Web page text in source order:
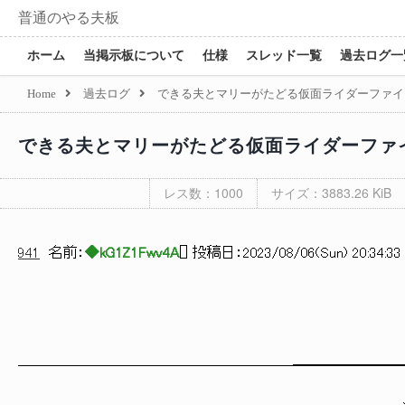
普通のやる夫板
ホーム 当掲示板について 仕様 スレッド一覧 過去ログ
Home 過去ログ できる夫とマリーがたどる仮面ライダーファイ
できる夫とマリーがたどる仮面ライダーファ
レス数：1000 サイズ：3883.26 KiB
941 名前： ◆kG1Z1Fwv4A[ ] 投稿日： 2023/08/06(Sun) 20:34:33
、______彡 /